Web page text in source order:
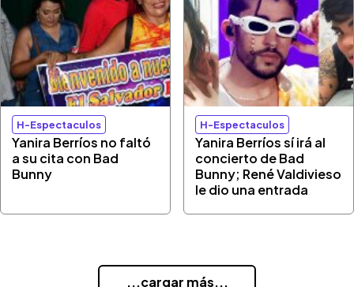
H-Espectaculos
Yanira Berríos no faltó
a su cita con Bad
Bunny
H-Espectaculos
Yanira Berríos sí irá al
concierto de Bad
Bunny; René Valdivieso
le dio una entrada
...cargar más...